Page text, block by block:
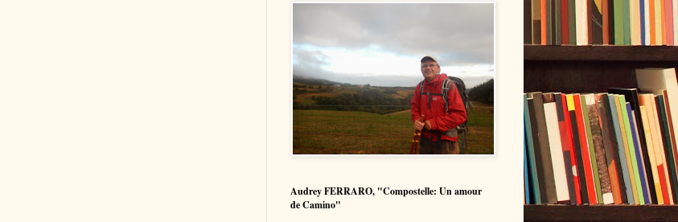
Audrey FERRARO, "Compostelle: Un amour
de Camino"